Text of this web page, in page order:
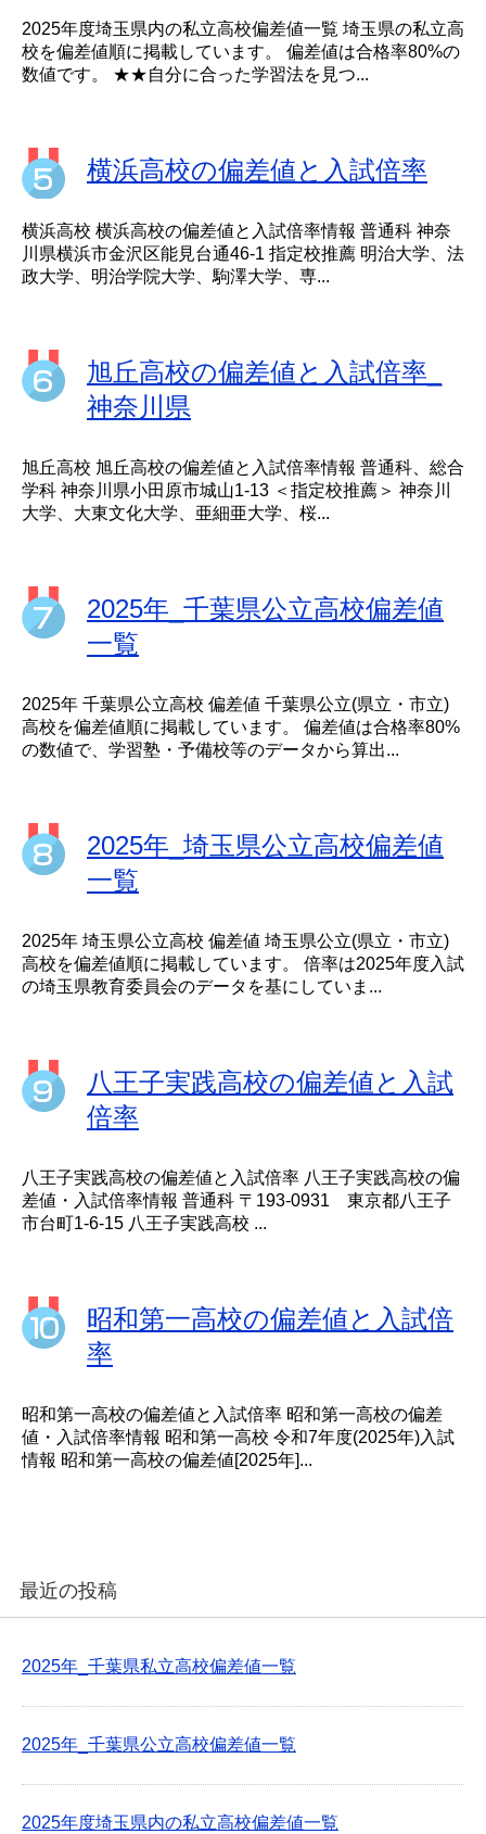
2025年度埼玉県内の私立高校偏差値一覧 埼玉県の私立高
校を偏差値順に掲載しています。 偏差値は合格率80%の
数値です。 ★★自分に合った学習法を見つ...
横浜高校の偏差値と入試倍率
横浜高校 横浜高校の偏差値と入試倍率情報 普通科 神奈
川県横浜市金沢区能見台通46-1 指定校推薦 明治大学、法
政大学、明治学院大学、駒澤大学、専...
旭丘高校の偏差値と入試倍率_
神奈川県
旭丘高校 旭丘高校の偏差値と入試倍率情報 普通科、総合
学科 神奈川県小田原市城山1-13 ＜指定校推薦＞ 神奈川
大学、大東文化大学、亜細亜大学、桜...
2025年_千葉県公立高校偏差値
一覧
2025年 千葉県公立高校 偏差値 千葉県公立(県立・市立)
高校を偏差値順に掲載しています。 偏差値は合格率80%
の数値で、学習塾・予備校等のデータから算出...
2025年_埼玉県公立高校偏差値
一覧
2025年 埼玉県公立高校 偏差値 埼玉県公立(県立・市立)
高校を偏差値順に掲載しています。 倍率は2025年度入試
の埼玉県教育委員会のデータを基にしていま...
八王子実践高校の偏差値と入試
倍率
八王子実践高校の偏差値と入試倍率 八王子実践高校の偏
差値・入試倍率情報 普通科 〒193-0931 東京都八王子
市台町1-6-15 八王子実践高校 ...
昭和第一高校の偏差値と入試倍
率
昭和第一高校の偏差値と入試倍率 昭和第一高校の偏差
値・入試倍率情報 昭和第一高校 令和7年度(2025年)入試
情報 昭和第一高校の偏差値[2025年]...
最近の投稿
2025年_千葉県私立高校偏差値一覧
2025年_千葉県公立高校偏差値一覧
2025年度埼玉県内の私立高校偏差値一覧